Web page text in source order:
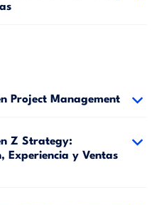
Project Management
Z Strategy:
Experiencia y Ventas